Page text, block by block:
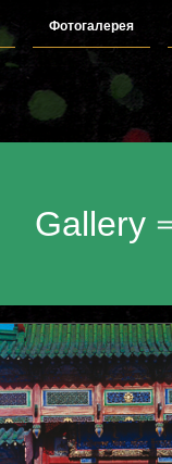
Фотогалерея
Gallery